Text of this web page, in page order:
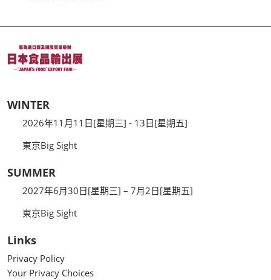
WINTER
2026年11月11日[星期三] - 13日[星期五]
東京Big Sight
SUMMER
2027年6月30日[星期三] – 7月2日[星期五]
東京Big Sight
Links
Privacy Policy
Your Privacy Choices